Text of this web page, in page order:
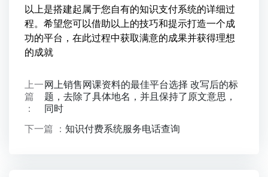
以上是搭建起属于您自有的知识支付系统的详细过
程。希望您可以借助以上的技巧和提示打造一个成
功的平台，在此过程中获取满意的成果并获得理想
的成就
上一
篇
：
网上销售网课资料的最佳平台选择 改写后的标
题，去除了具体地名，并且保持了原文意思，
同时
下一篇 ： 知识付费系统服务电话查询